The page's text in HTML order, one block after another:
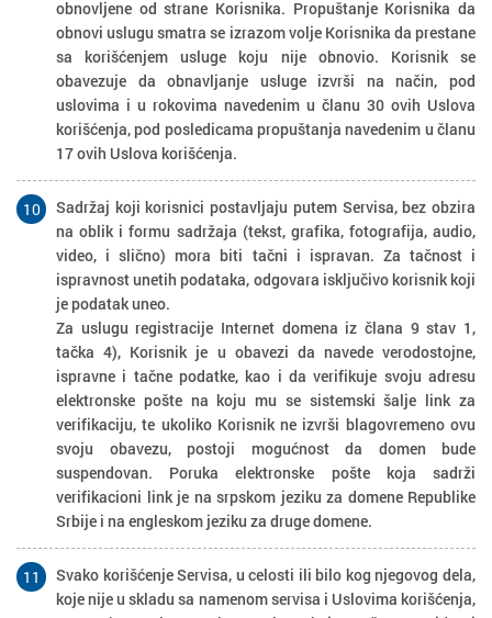
obnovljene od strane Korisnika. Propuštanje Korisnika da
obnovi uslugu smatra se izrazom volje Korisnika da prestane
sa korišćenjem usluge koju nije obnovio. Korisnik se
obavezuje da obnavljanje usluge izvrši na način, pod
uslovima i u rokovima navedenim u članu 30 ovih Uslova
korišćenja, pod posledicama propuštanja navedenim u članu
17 ovih Uslova korišćenja.
10
Sadržaj koji korisnici postavljaju putem Servisa, bez obzira
na oblik i formu sadržaja (tekst, grafika, fotografija, audio,
video, i slično) mora biti tačni i ispravan. Za tačnost i
ispravnost unetih podataka, odgovara isključivo korisnik koji
je podatak uneo.
Za uslugu registracije Internet domena iz člana 9 stav 1,
tačka 4), Korisnik je u obavezi da navede verodostojne,
ispravne i tačne podatke, kao i da verifikuje svoju adresu
elektronske pošte na koju mu se sistemski šalje link za
verifikaciju, te ukoliko Korisnik ne izvrši blagovremeno ovu
svoju obavezu, postoji mogućnost da domen bude
suspendovan. Poruka elektronske pošte koja sadrži
verifikacioni link je na srpskom jeziku za domene Republike
Srbije i na engleskom jeziku za druge domene.
11
Svako korišćenje Servisa, u celosti ili bilo kog njegovog dela,
koje nije u skladu sa namenom servisa i Uslovima korišćenja,